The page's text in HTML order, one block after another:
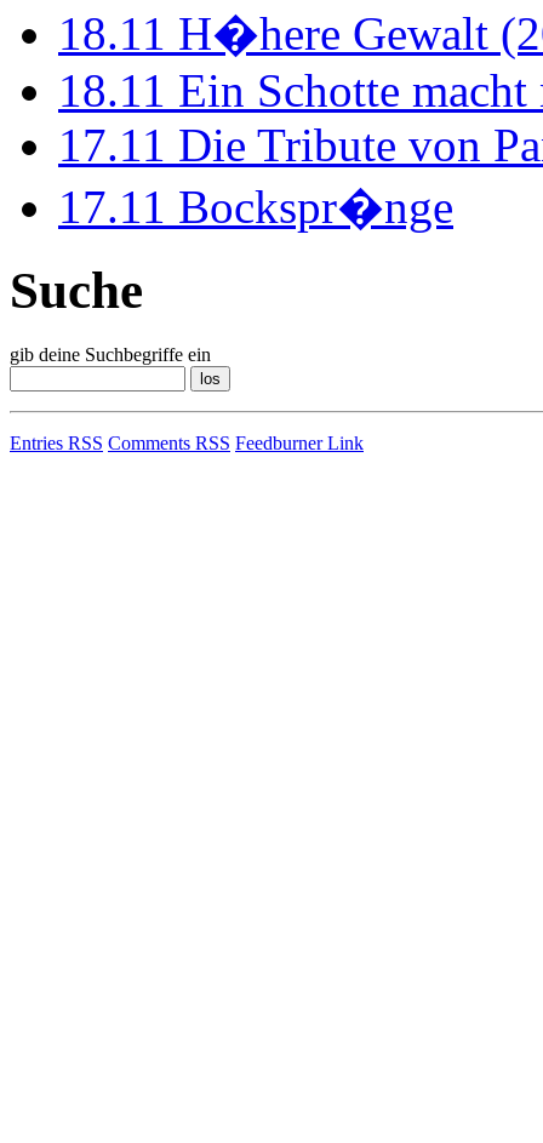
18.11 H�here Gewalt
18.11 Ein Schotte
17.11 Die Tribute von
17.11 Bockspr�nge
Suche
gib deine Suchbegriffe ein
Entries RSS Comments RSS Feedburner Link